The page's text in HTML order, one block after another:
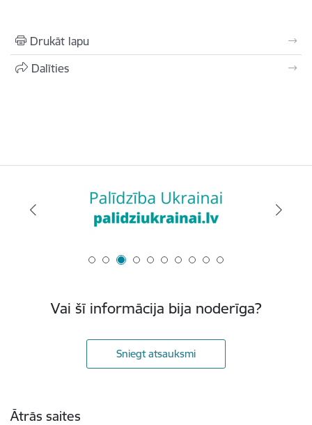
Drukāt lapu
Dalīties
Vai šī informācija bija noderīga?
Sniegt atsauksmi
Ātrās saites